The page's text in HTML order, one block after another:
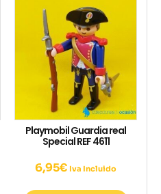
Playmobil Guardia real
Special REF 4611
6,95€ Iva Incluido